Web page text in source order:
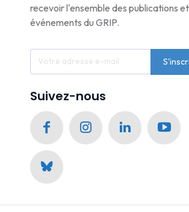
recevoir l'ensemble des publications et
événements du GRIP.
Suivez-nous